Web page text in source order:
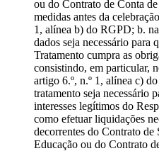
ou do Contrato de Conta
medidas antes da
1, alínea b) do RGPD; b.
dados seja necessário para
Tratamento cumpra as
consistindo, em particular,
artigo 6.º, n.º 1, alínea c)
tratamento seja necessário
interesses legítimos do
como efetuar liquidações
decorrentes do Contrato
Educação ou do Contrato